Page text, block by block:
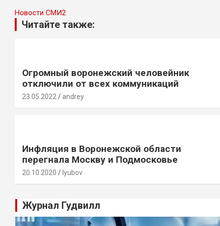
Новости СМИ2
Читайте также:
Огромный воронежский человейник
отключили от всех коммуникаций
23.05.2022 andrey
Инфляция в Воронежской области
перегнала Москву и Подмосковье
20.10.2020 lyubov
Журнал Гудвилл